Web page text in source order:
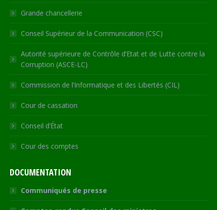
Grande chancellerie
Conseil Supérieur de la Communication (CSC)
Autorité supérieure de Contrôle d’Etat et de Lutte contre la
Corruption (ASCE-LC)
Commission de l’Informatique et des Libertés (CIL)
Cour de cassation
Conseil d’État
Cour des comptes
DOCUMENTATION
Communiqués de presse